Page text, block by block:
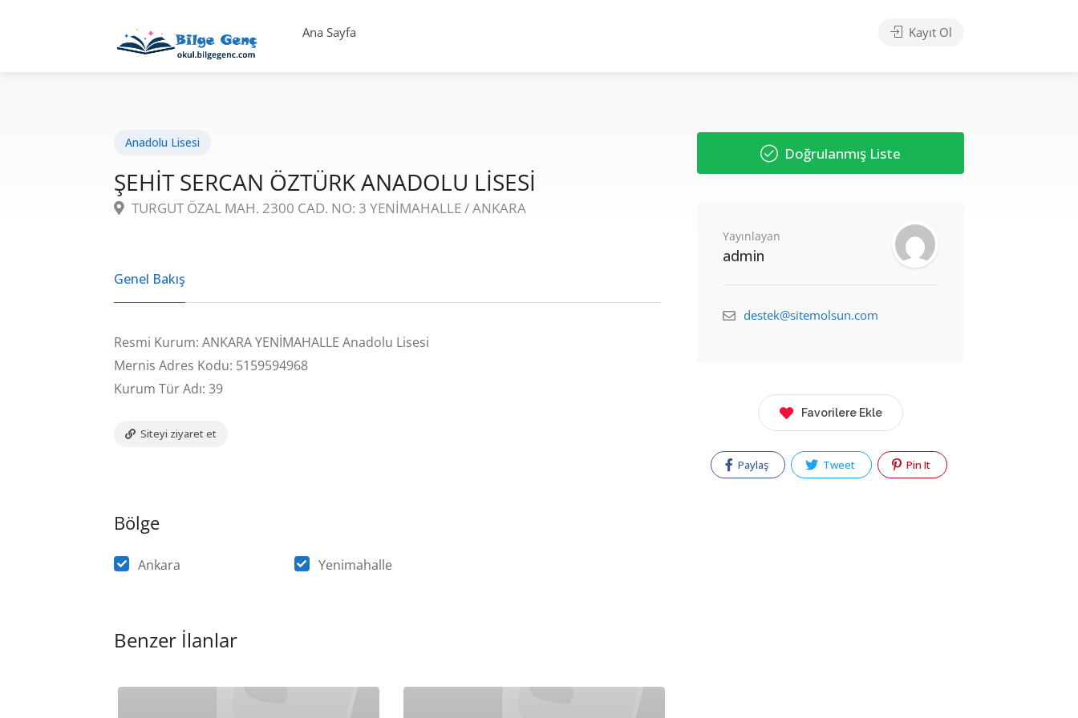
Ana Sayfa Kayıt Ol
Anadolu Lisesi
ŞEHİT SERCAN ÖZTÜRK ANADOLU LİSESİ
TURGUT ÖZAL MAH. 2300 CAD. NO: 3 YENİMAHALLE / ANKARA
Genel Bakış
Resmi Kurum: ANKARA YENİMAHALLE Anadolu Lisesi
Mernis Adres Kodu: 5159594968
Kurum Tür Adı: 39
Siteyi ziyaret et
Bölge
Ankara Yenimahalle
Benzer İlanlar
Doğrulanmış Liste
Yayınlayan
admin
destek@sitemolsun.com
Favorilere Ekle
Paylaş Tweet Pin It